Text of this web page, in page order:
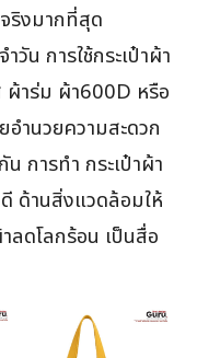
ริงมากที่สุด
วัน การใช้กระเป๋าผ้า
ผ้าร่ม ผ้า600D หรือ
อำนวยความสะดวก
การทำ กระเป๋าผ้า
ด้านสิ่งแวดล้อมให้
ลดโลกร้อน เป็นสื่อ